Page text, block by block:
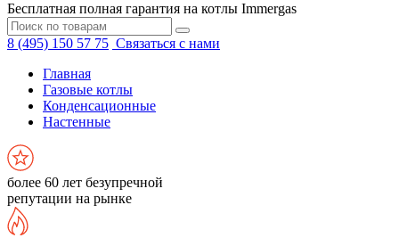
Бесплатная полная гарантия на котлы Immergas
8 (495) 150 57 75 Связаться с нами
Главная
Газовые котлы
Конденсационные
Настенные
более 60 лет безупречной
репутации на рынке